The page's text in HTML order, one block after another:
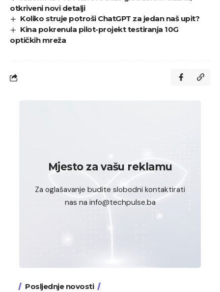
otkriveni novi detalji
Koliko struje potroši ChatGPT za jedan naš upit?
Kina pokrenula pilot-projekt testiranja 10G
optičkih mreža
Mjesto za vašu reklamu
Za oglašavanje budite slobodni kontaktirati
nas na info@techpulse.ba
Posljednje novosti